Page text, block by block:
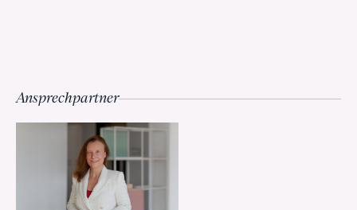
Ansprechpartner